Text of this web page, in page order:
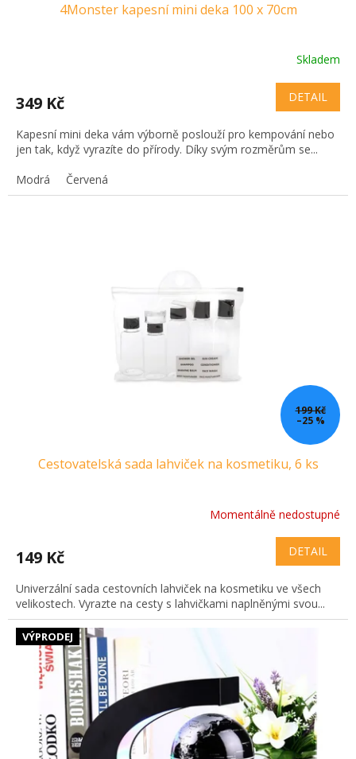
4Monster kapesní mini deka 100 x 70cm
Skladem
349 Kč DETAIL
Kapesní mini deka vám výborně poslouží pro kempování nebo
jen tak, když vyrazíte do přírody. Díky svým rozměrům se...
Modrá
Červená
199 Kč
–25 %
Cestovatelská sada lahviček na kosmetiku, 6 ks
Momentálně nedostupné
149 Kč DETAIL
Univerzální sada cestovních lahviček na kosmetiku ve všech
velikostech. Vyrazte na cesty s lahvičkami naplněnými svou...
VÝPRODEJ